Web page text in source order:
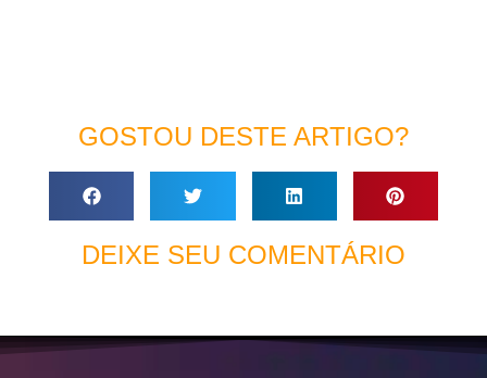
GOSTOU DESTE ARTIGO?
DEIXE SEU COMENTÁRIO